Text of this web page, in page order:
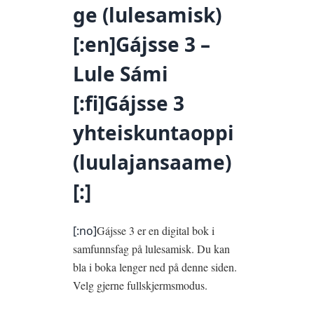
ge (lulesamisk)
[:en]Gájsse 3 –
Lule Sámi
[:fi]Gájsse 3
yhteiskuntaoppi
(luulajansaame)
[:]
[:no]Gájsse 3 er en digital bok i
samfunnsfag på lulesamisk. Du kan
bla i boka lenger ned på denne siden.
Velg gjerne fullskjermsmodus.